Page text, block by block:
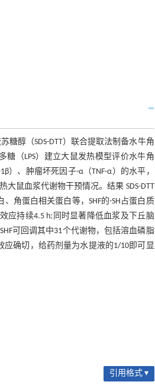
糖醇（SDS-DTT）联合提取法制备水牛角
糖（LPS）建立大鼠发热模型评价水牛角
）、肿瘤坏死因子-α（TNF-α）的水平，
大鼠血浆代谢物干预情况。结果 SDS-DTT
角蛋白相关蛋白等，SHF的-SH占蛋白质
应持续4.5 h;同时显著降低血浆及下丘脑
可回调其中31个代谢物，包括溶血磷脂
应确切，给药剂量为水提液的1/10即可显
引用格式 ▾